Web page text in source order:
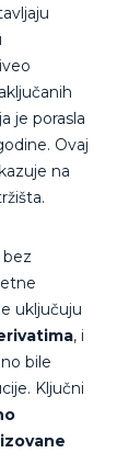
je porasla
Ovaj
na
uključuju
, i
bile
Ključni